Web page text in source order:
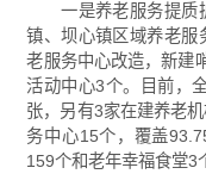
一是养老服务提质
镇、坝心镇区域养老服
老服务中心改造，新建
活动中心3个。目前，
张，另有3家在建养老
务中心15个，覆盖
159个和老年幸福食堂3